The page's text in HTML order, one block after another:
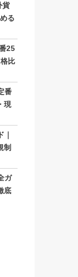
貨
る
25
比
番
現
制
ガ
底